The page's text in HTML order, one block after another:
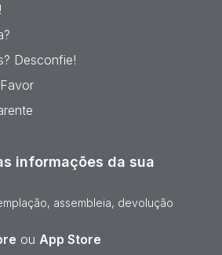
Desconfie!
informações da sua
assembleia, devolução
ou App Store